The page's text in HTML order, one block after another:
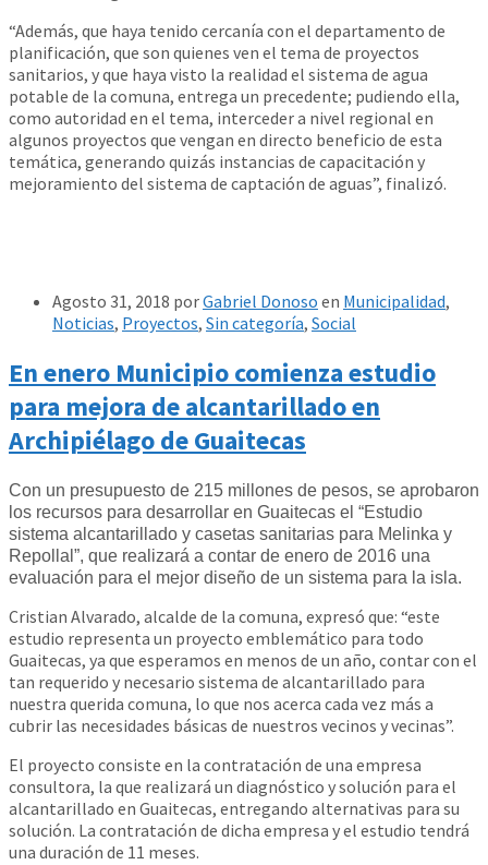
“Además, que haya tenido cercanía con el departamento de
planificación, que son quienes ven el tema de proyectos
sanitarios, y que haya visto la realidad el sistema de agua
potable de la comuna, entrega un precedente; pudiendo ella,
como autoridad en el tema, interceder a nivel regional en
algunos proyectos que vengan en directo beneficio de esta
temática, generando quizás instancias de capacitación y
mejoramiento del sistema de captación de aguas”, finalizó.
Agosto 31, 2018 porGabriel Donoso en Municipalidad,
Noticias, Proyectos, Sin categoría, Social
En enero Municipio comienza estudio
para mejora de alcantarillado en
Archipiélago de Guaitecas
Con un presupuesto de 215 millones de pesos, se aprobaron
los recursos para desarrollar en Guaitecas el “Estudio
sistema alcantarillado y casetas sanitarias para Melinka y
Repollal”, que realizará a contar de enero de 2016 una
evaluación para el mejor diseño de un sistema para la isla.
Cristian Alvarado, alcalde de la comuna, expresó que: “este
estudio representa un proyecto emblemático para todo
Guaitecas, ya que esperamos en menos de un año, contar con el
tan requerido y necesario sistema de alcantarillado para
nuestra querida comuna, lo que nos acerca cada vez más a
cubrir las necesidades básicas de nuestros vecinos y vecinas”.
El proyecto consiste en la contratación de una empresa
consultora, la que realizará un diagnóstico y solución para el
alcantarillado en Guaitecas, entregando alternativas para su
solución. La contratación de dicha empresa y el estudio tendrá
una duración de 11 meses.